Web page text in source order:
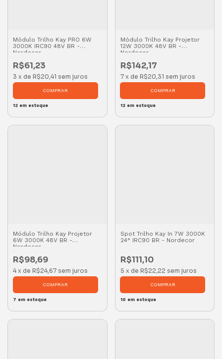
Módulo Trilho Kay PRO 6W
3000K IRC90 48V BR -
Nordecor
R$61,23
3 x de R$20,41 sem juros
12 em estoque
Módulo Trilho Kay Projetor
12W 3000K 48V BR -
Nordecor
R$142,17
7 x de R$20,31 sem juros
12em estoque
Módulo Trilho Kay Projetor
6W 3000K 48V BR -
Nordecor
R$98,69
4 x de R$24,67 sem juros
7 em estoque
Spot Trilho Kay In 7W 3000K
24° IRC90 BR - Nordecor
R$111,10
5 x de R$22,22 sem juros
10 em estoque